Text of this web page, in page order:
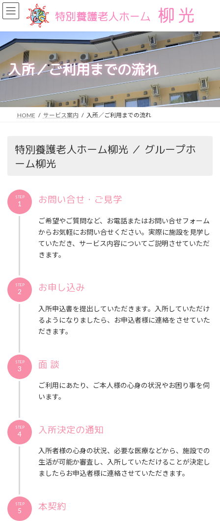
コ
ン
ン
ツ
へ
ス
キ
ッ
ナ
ビ
ー
シ
ョ
ン
に
移
入所／ご利用までの流れ
HOME サービス案内 入所／ご利用までの流れ
特別養護老人ホーム柳光 ／ グループホ
ーム柳光
お問い合せ・ご見学
ご希望やご質問など、お電話またはお問い合せフォーム
からお気軽にお問い合せください。実際に施設を見学し
ていただき、サービス内容についてご説明させていただ
きます。
STEP
1
お申し込み
入所申込書を提出していただきます。入所していただけ
るようになりましたら、お申込者様に連絡をさせていた
だきます。
STEP
2
面 談
ご利用にあたり、ご本人様の心身の状況やお困り事を伺
います。
STEP
3
入所決定の通知
入所者様の心身の状況、必要な医療などから、施設での
生活が可能か審査し、入所していただけることが決定し
ましたらお申込者様に連絡させていただきます。
STEP
4
本契約
STEP
5